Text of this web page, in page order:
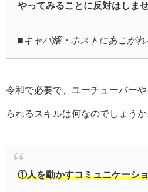
やってみることに反対はしませ
■キャバ嬢・ホストにあこがれ
令和で必要で、ユーチューバー
られるスキルは何なのでしょうか
①人を動かすコミュニケーシ